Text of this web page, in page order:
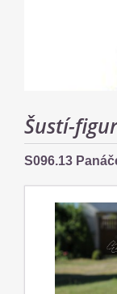
Šustí-
S096.13